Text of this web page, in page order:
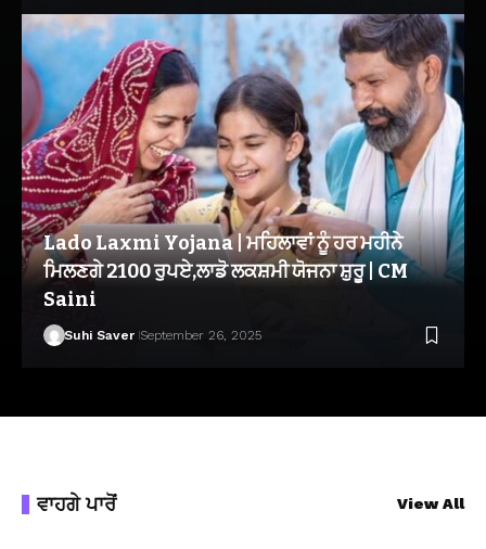
Lado Laxmi Yojana | ਮਹਿਲਾਵਾਂ ਨੂੰ ਹਰ ਮਹੀਨੇ
ਮਿਲਣਗੇ 2100 ਰੁਪਏ,ਲਾਡੋ ਲਕਸ਼ਮੀ ਯੋਜਨਾ ਸ਼ੁਰੂ | CM
Saini
Suhi Saver September 26, 2025
ਵਾਹਗੇ ਪਾਰੋਂ View All